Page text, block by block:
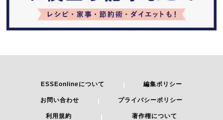
ESSEonlineについて 編集ポリシー
お問い合わせ プライバシーポリシー
利用規約 著作権について